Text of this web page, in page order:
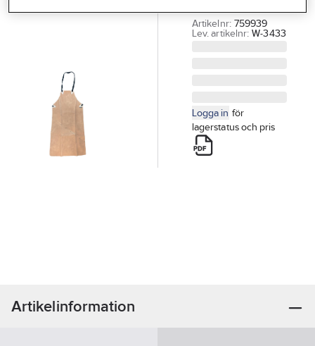
EXTRA LÅNGT
Artikelnr: 759939
Lev. artikelnr: W-3433
Logga in för
lagerstatus och pris
Artikelinformation